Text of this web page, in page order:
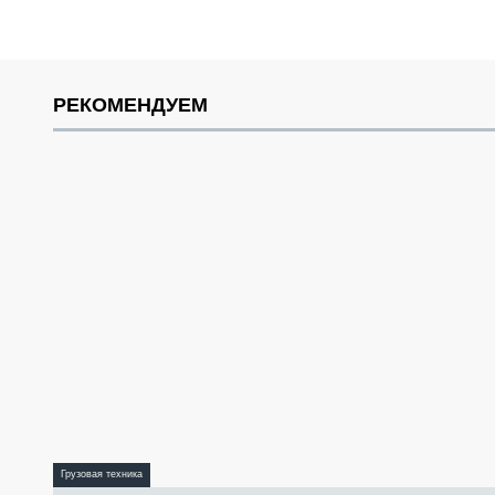
РЕКОМЕНДУЕМ
Грузовая техника